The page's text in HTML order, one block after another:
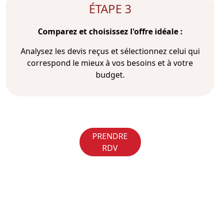
ÉTAPE 3
Comparez et choisissez l'offre idéale :
Analysez les devis reçus et sélectionnez celui qui
correspond le mieux à vos besoins et à votre
budget.
PRENDRE
RDV